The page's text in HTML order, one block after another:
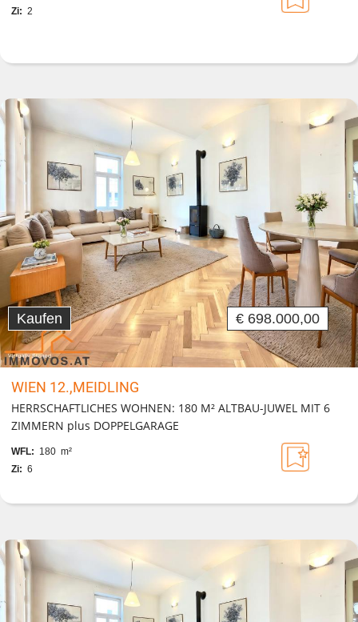
Zi: 2
Kaufen € 698.000,00
WIEN 12.,MEIDLING
HERRSCHAFTLICHES WOHNEN: 180 M² ALTBAU-JUWEL MIT 6
ZIMMERN plus DOPPELGARAGE
WFL: 180 m²
Zi: 6